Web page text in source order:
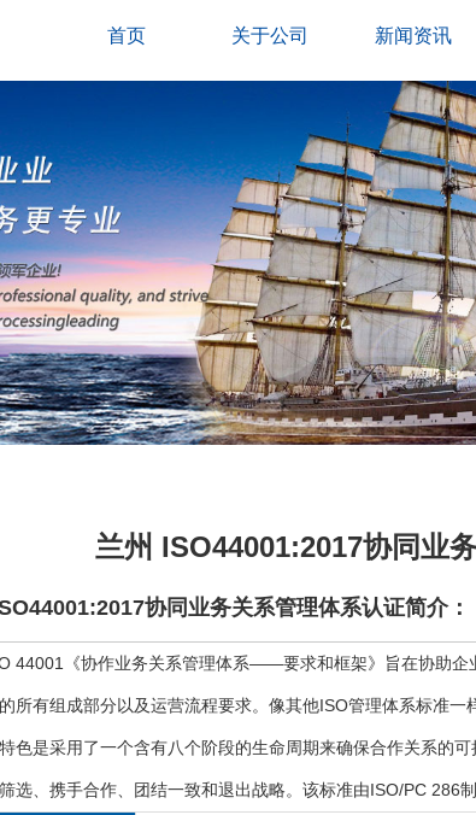
首页 关于公司 新闻资讯
兰州 ISO44001:2017协同业
协同业务关系管理体系认证简介：
44001《协作业务关系管理体系——要求和框架》旨在协助企
所有组成部分以及运营流程要求。像其他ISO管理体系标准
色是采用了一个含有八个阶段的生命周期来确保合作关系的
选、携手合作、团结一致和退出战略。该标准由ISO/PC 286制